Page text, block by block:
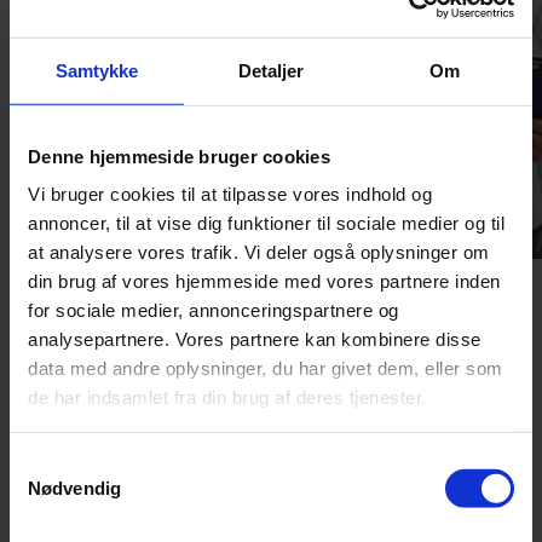
Samtykke Detaljer Om
Denne hjemmeside bruger cookies
Vi bruger cookies til at tilpasse vores indhold og
annoncer, til at vise dig funktioner til sociale medier og til
at analysere vores trafik. Vi deler også oplysninger om
din brug af vores hjemmeside med vores partnere inden
for sociale medier, annonceringspartnere og
analysepartnere. Vores partnere kan kombinere disse
data med andre oplysninger, du har givet dem, eller som
de har indsamlet fra din brug af deres tjenester.
Nødvendig
Bilsalg
Find drømmebilen blandt et stort udvalg af nyere, klargjorte brugte
biler af alle mærker og få rådgivning til købet.
Læs mere